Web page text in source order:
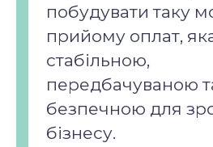
побудувати таку
прийому оплат,
стабільною,
передбачуваною
безпечною для
бізнесу.